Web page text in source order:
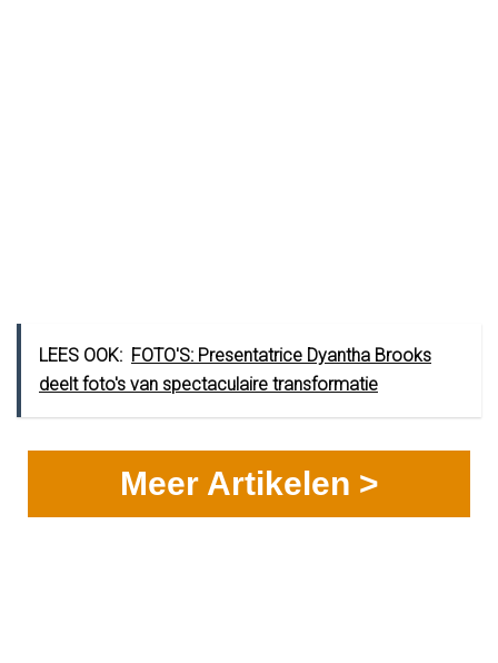
LEES OOK: FOTO'S: Presentatrice Dyantha Brooks
deelt foto's van spectaculaire transformatie
Meer Artikelen >